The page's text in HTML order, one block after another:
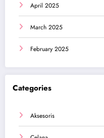
April 2025
March 2025
February 2025
Categories
Aksesoris